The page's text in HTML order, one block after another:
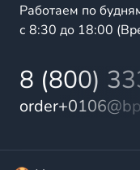
Работаем по
с 8:30 до 18:00
8 (800)